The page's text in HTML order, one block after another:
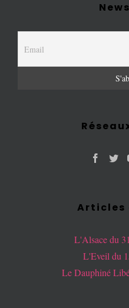
Articles
L'Alsace du
L'Eveil du
Le Dauphiné